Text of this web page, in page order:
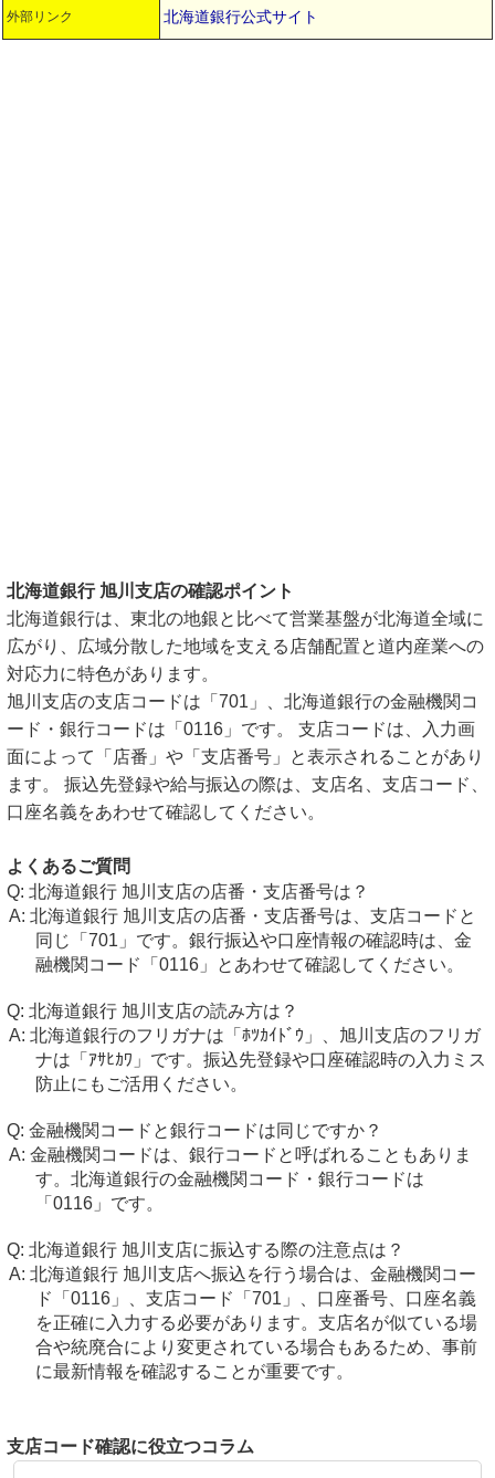
外部リンク 北海道銀行公式サイト
北海道銀行 旭川支店の確認ポイント
北海道銀行は、東北の地銀と比べて営業基盤が北海道全域に
広がり、広域分散した地域を支える店舗配置と道内産業への
対応力に特色があります。
旭川支店の支店コードは「701」、北海道銀行の金融機関コ
ード・銀行コードは「0116」です。 支店コードは、入力画
面によって「店番」や「支店番号」と表示されることがあり
ます。 振込先登録や給与振込の際は、支店名、支店コード、
口座名義をあわせて確認してください。
よくあるご質問
北海道銀行 旭川支店の店番・支店番号は？
北海道銀行 旭川支店の店番・支店番号は、支店コードと
同じ「701」です。銀行振込や口座情報の確認時は、金
融機関コード「0116」とあわせて確認してください。
北海道銀行 旭川支店の読み方は？
北海道銀行のフリガナは「ﾎﾂｶｲﾄﾞｳ」、旭川支店のフリガ
ナは「ｱｻﾋｶﾜ」です。振込先登録や口座確認時の入力ミス
防止にもご活用ください。
金融機関コードと銀行コードは同じですか？
金融機関コードは、銀行コードと呼ばれることもありま
す。北海道銀行の金融機関コード・銀行コードは
「0116」です。
北海道銀行 旭川支店に振込する際の注意点は？
北海道銀行 旭川支店へ振込を行う場合は、金融機関コー
ド「0116」、支店コード「701」、口座番号、口座名義
を正確に入力する必要があります。支店名が似ている場
合や統廃合により変更されている場合もあるため、事前
に最新情報を確認することが重要です。
支店コード確認に役立つコラム